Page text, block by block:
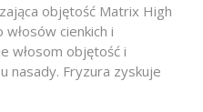
objętość Matrix High
cienkich i
włosom objętość i
nasady. Fryzura zyskuje